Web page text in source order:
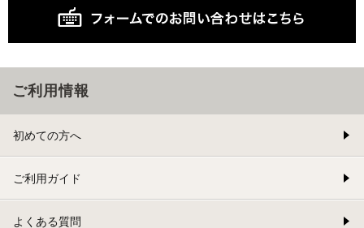
ご利用情報
初めての方へ
ご利用ガイド
よくある質問